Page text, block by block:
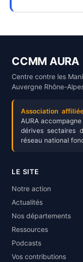
CCMM AURA
Centre contre les
Auvergne Rhône-
Association
AURA
dérives sectaires
réseau national
LE SITE
Notre action
Actualités
Nos départements
Ressources
Podcasts
Vos contributions